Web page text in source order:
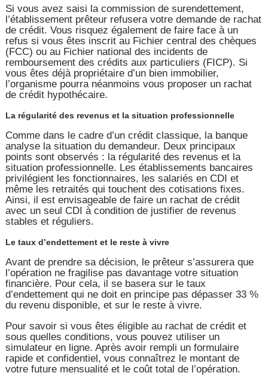
Si vous avez saisi la commission de surendettement,
l’établissement prêteur refusera votre demande de rachat
de crédit. Vous risquez également de faire face à un
refus si vous êtes inscrit au Fichier central des chèques
(FCC) ou au Fichier national des incidents de
remboursement des crédits aux particuliers (FICP). Si
vous êtes déjà propriétaire d’un bien immobilier,
l’organisme pourra néanmoins vous proposer un rachat
de crédit hypothécaire.
La régularité des revenus et la situation professionnelle
Comme dans le cadre d’un crédit classique, la banque
analyse la situation du demandeur. Deux principaux
points sont observés : la régularité des revenus et la
situation professionnelle. Les établissements bancaires
privilégient les fonctionnaires, les salariés en CDI et
même les retraités qui touchent des cotisations fixes.
Ainsi, il est envisageable de faire un rachat de crédit
avec un seul CDI à condition de justifier de revenus
stables et réguliers.
Le taux d’endettement et le reste à vivre
Avant de prendre sa décision, le prêteur s’assurera que
l’opération ne fragilise pas davantage votre situation
financière. Pour cela, il se basera sur le taux
d’endettement qui ne doit en principe pas dépasser 33 %
du revenu disponible, et sur le reste à vivre.
Pour savoir si vous êtes éligible au rachat de crédit et
sous quelles conditions, vous pouvez utiliser un
simulateur en ligne. Après avoir rempli un formulaire
rapide et confidentiel, vous connaîtrez le montant de
votre future mensualité et le coût total de l’opération.